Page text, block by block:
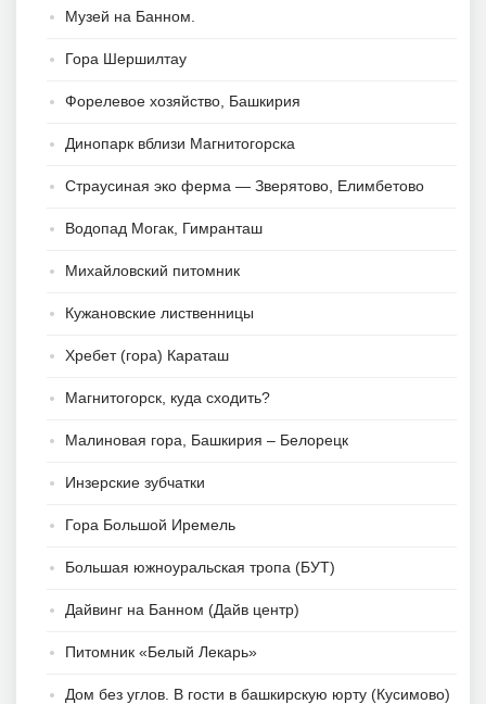
Музей на Банном.
Гора Шершилтау
Форелевое хозяйство, Башкирия
Динопарк вблизи Магнитогорска
Страусиная эко ферма — Зверятово, Елимбетово
Водопад Могак, Гимранташ
Михайловский питомник
Кужановские лиственницы
Хребет (гора) Караташ
Магнитогорск, куда сходить?
Малиновая гора, Башкирия – Белорецк
Инзерские зубчатки
Гора Большой Иремель
Большая южноуральская тропа (БУТ)
Дайвинг на Банном (Дайв центр)
Питомник «Белый Лекарь»
Дом без углов. В гости в башкирскую юрту (Кусимово)